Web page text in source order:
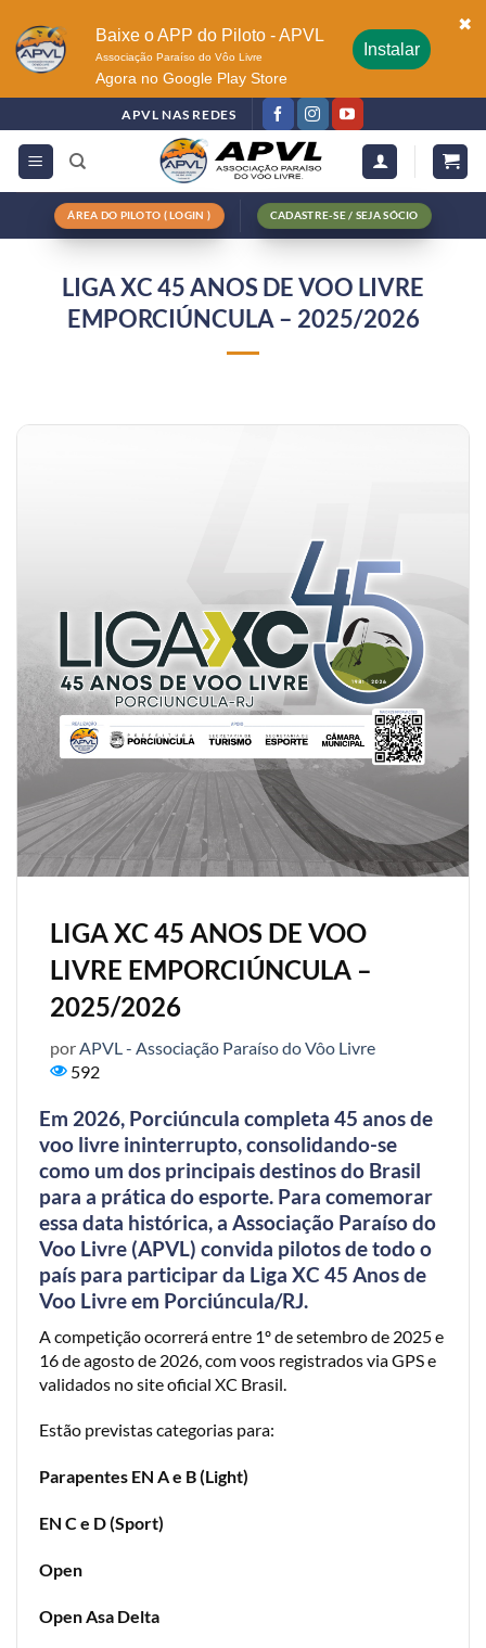
Baixe o APP do Piloto - APVL
Associação Paraíso do Vôo Livre
Agora no Google Play Store
Instalar
✖
APVL NAS REDES
ÁREA DO PILOTO ( LOGIN ) CADASTRE-SE / SEJA SÓCIO
LIGA XC 45 ANOS DE VOO LIVRE
EMPORCIÚNCULA – 2025/2026
LIGA XC 45 ANOS DE VOO
LIVRE EMPORCIÚNCULA –
2025/2026
porAPVL - Associação Paraíso do Vôo Livre
592
Em 2026, Porciúncula completa 45 anos de
voo livre ininterrupto, consolidando-se
como um dos principais destinos do Brasil
para a prática do esporte. Para comemorar
essa data histórica, a Associação Paraíso do
Voo Livre (APVL) convida pilotos de todo o
país para participar da Liga XC 45 Anos de
Voo Livre em Porciúncula/RJ.
A competição ocorrerá entre 1º de setembro de 2025 e
16 de agosto de 2026, com voos registrados via GPS e
validados no site oficial XC Brasil.
Estão previstas categorias para:
Parapentes EN A e B (Light)
EN C e D (Sport)
Open
Open Asa Delta